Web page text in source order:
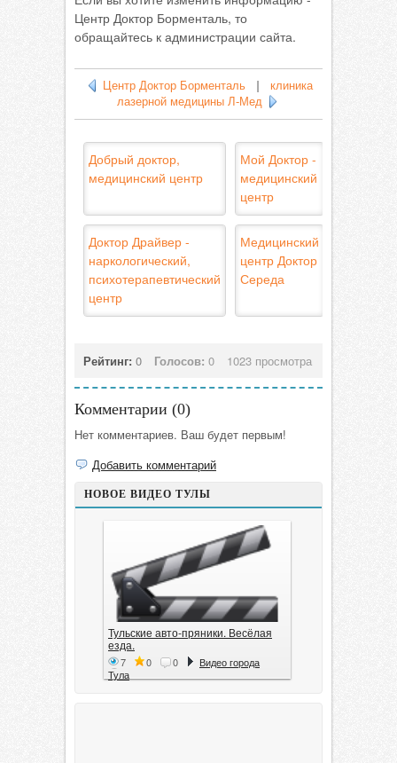
Центр Доктор Борменталь, то
обращайтесь к администрации сайта.
Центр Доктор Борменталь| клиника
лазерной медицины Л-Мед
Добрый доктор,
медицинский центр
Мой Доктор -
медицинский
центр
Доктор Драйвер -
наркологический,
психотерапевтический
центр
Медицинский
центр Доктор
Середа
Рейтинг: 0 Голосов: 0 1023 просмотра
Комментарии (0)
Нет комментариев. Ваш будет первым!
Добавить комментарий
НОВОЕ ВИДЕО ТУЛЫ
Тульские авто-пряники. Весёлая
езда.
7 0 0
Видео города
Тула